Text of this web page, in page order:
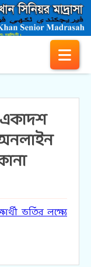
অনলাইন
ভর্তির লক্ষ্যে